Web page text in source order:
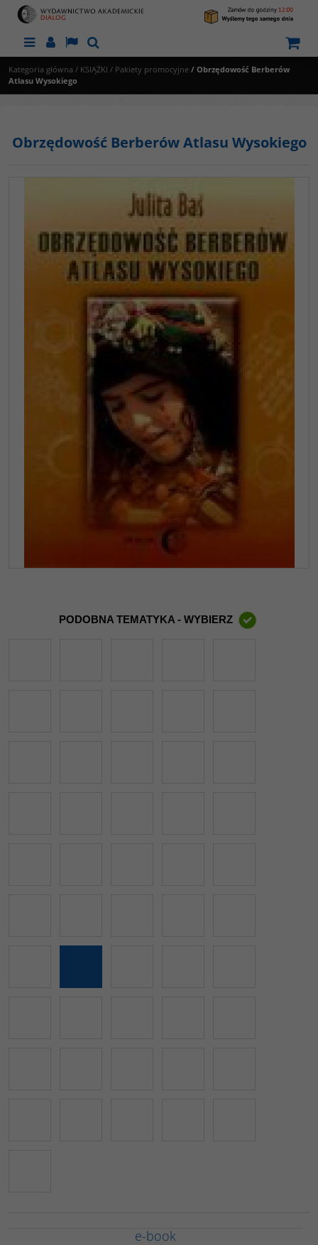
MenuPanelLangSzukaj
Kategoria główna / KSIĄŻKI / Pakiety promocyjne / Obrzędowość Berberów
Atlasu Wysokiego
Obrzędowość Berberów Atlasu Wysokiego
PODOBNA TEMATYKA - WYBIERZ
e-book